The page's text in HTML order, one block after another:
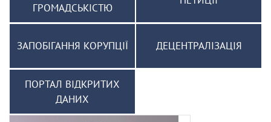
ГРОМАДСЬКІСТЮ
ЗАПОБІГАННЯ КОРУПЦІЇ ДЕЦЕНТРАЛІЗАЦІЯ
ПОРТАЛ ВІДКРИТИХ
ДАНИХ